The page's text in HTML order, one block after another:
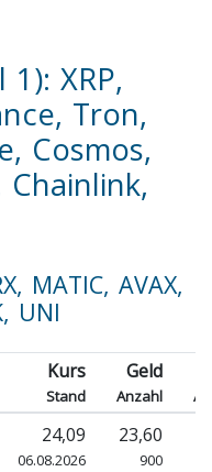
XRP,
Tron,
Cosmos,
MATIC, AVAX,
UNI
Kurs
Stand
Geld
Anzahl
24,09
06.08.2026
23,60
900